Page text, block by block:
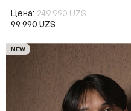
Цена: 249 990 UZS
99 990 UZS
NEW